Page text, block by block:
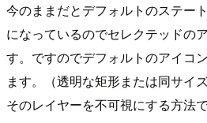
今のままだとデフォルトのステー
になっているのでセレクテッドの
す。ですのでデフォルトのアイコ
ます。（透明な矩形または同サイ
そのレイヤーを不可視にする方法